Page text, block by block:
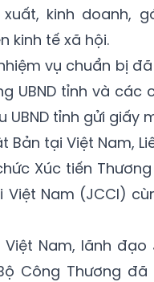
kinh doanh,
kinh tế xã hội.
vụ chuẩn bị
UBND tỉnh và các
tỉnh gửi giấy
Bản tại Việt Nam,
Xúc tiến
Việt Nam (JCCI)
Nam, lãnh đạo
Công Thương